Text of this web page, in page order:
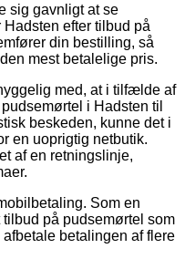
sig gavnligt at se
efter tilbud på
din bestilling, så
mest betalelige pris.
med, at i tilfælde af
i Hadsten til
beskeden, kunne det i
en uoprigtig netbutik.
af en retningslinje,
Som en
på pudsemørtel som
betalingen af flere